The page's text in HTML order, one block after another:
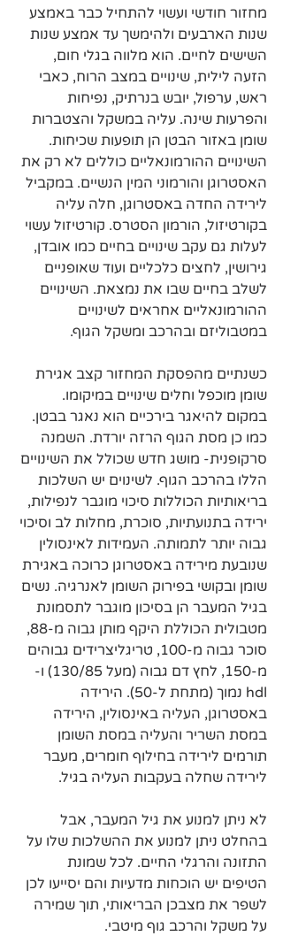
מחזור חודשי ועשוי להתחיל כבר באמצע
שנות הארבעים ולהימשך עד אמצע שנות
השישים לחיים. הוא מלווה בגלי חום,
הזעה לילית, שינויים במצב הרוח, כאבי
ראש, ערפול, יובש בנרתיק, נפיחות
והפרעות שינה. עליה במשקל והצטברות
שומן באזור הבטן הן תופעות שכיחות.
השינויים ההורמונאליים כוללים לא רק את
האסטרוגן והורמוני המין הנשיים. במקביל
לירידה החדה באסטרוגן, חלה עליה
בקורטיזול, הורמון הסטרס. קורטיזול עשוי
לעלות גם עקב שינויים בחיים כמו אובדן,
גירושין, לחצים כלכליים ועוד שאופניים
לשלב בחיים שבו את נמצאת. השינויים
ההורמונאליים אחראים לשינויים
במטבוליזם ובהרכב ומשקל הגוף.
כשנתיים מהפסקת המחזור קצב אגירת
שומן מוכפל וחלים שינויים במיקומו.
במקום להיאגר בירכיים הוא נאגר בבטן.
כמו כן מסת הגוף הרזה יורדת. השמנה
סרקופנית- מושג חדש שכולל את השינויים
הללו בהרכב הגוף. לשינוים יש השלכות
בריאותיות הכוללות סיכוי מוגבר לנפילות,
ירידה בתנועתיות, סוכרת, מחלות לב וסיכוי
גבוה יותר לתמותה. העמידות לאינסולין
שנובעת מירידה באסטרוגן כרוכה באגירת
שומן ובקושי בפירוק השומן לאנרגיה. נשים
בגיל המעבר הן בסיכון מוגבר לתסמונת
מטבולית הכוללת היקף מותן גבוה מ-88,
סוכר גבוה מ-100, טריגליצרידים גבוהים
מ-150, לחץ דם גבוה (מעל 130/85) ו-
hdl נמוך (מתחת ל-50). הירידה
באסטרוגן, העליה באינסולין, הירידה
במסת השריר והעליה במסת השומן
תורמים לירידה בחילוף חומרים, מעבר
לירידה שחלה בעקבות העליה בגיל.
לא ניתן למנוע את גיל המעבר, אבל
בהחלט ניתן למנוע את ההשלכות שלו על
התזונה והרגלי החיים. לכל שמונת
הטיפים יש הוכחות מדעיות והם יסייעו לכן
לשפר את מצבכן הבריאותי, תוך שמירה
על משקל והרכב גוף מיטבי.